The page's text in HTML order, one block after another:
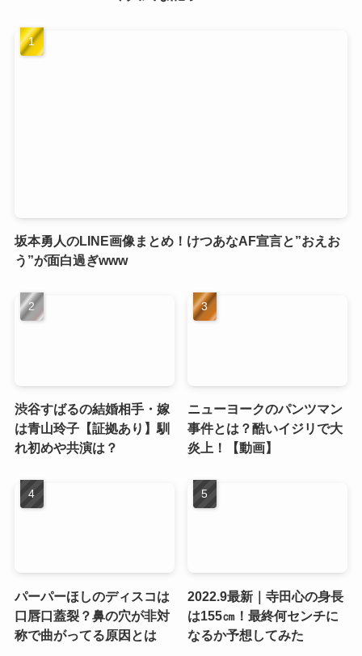
坂本勇人のLINE画像まとめ！けつあなAF宣言と”おえお
う”が面白過ぎwww
渋谷すばるの結婚相手・嫁
は青山玲子【証拠あり】馴
れ初めや共演は？
ニューヨークのパンツマン
事件とは？酷いイジリで大
炎上！【動画】
パーパーほしのディスコは
口唇口蓋裂？鼻の穴が非対
称で曲がってる原因とは
2022.9最新｜寺田心の身長
は155㎝！最終何センチに
なるか予想してみた